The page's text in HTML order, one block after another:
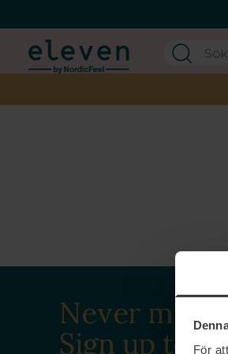
För
Never miss a
Sign up to